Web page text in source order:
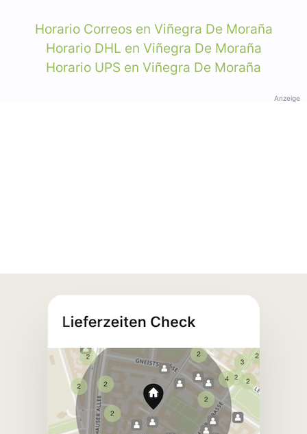
Horario Correos en Viñegra De Moraña
Horario DHL en Viñegra De Moraña
Horario UPS en Viñegra De Moraña
Anzeige